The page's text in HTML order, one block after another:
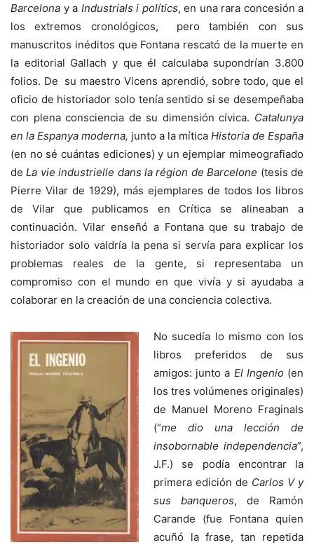
Barcelona y a Industrials i polítics, en una rara concesión a
los extremos cronológicos, pero también con sus
manuscritos inéditos que Fontana rescató de la muerte en
la editorial Gallach y que él calculaba supondrían 3.800
folios. De su maestro Vicens aprendió, sobre todo, que el
oficio de historiador solo tenía sentido si se desempeñaba
con plena consciencia de su dimensión cívica. Catalunya
en la Espanya moderna, junto a la mítica Historia de España
(en no sé cuántas ediciones) y un ejemplar mimeografiado
deLa vie industrielle dans la région de Barcelone (tesis de
Pierre Vilar de 1929), más ejemplares de todos los libros
de Vilar que publicamos en Crítica se alineaban a
continuación. Vilar enseñó a Fontana que su trabajo de
historiador solo valdría la pena si servía para explicar los
problemas reales de la gente, si representaba un
compromiso con el mundo en que vivía y si ayudaba a
colaborar en la creación de una conciencia colectiva.
No sucedía lo mismo con los
libros preferidos de sus
amigos: junto a El Ingenio(en
los tres volúmenes originales)
de Manuel Moreno Fraginals
(“me dio una lección de
insobornable independencia”,
J.F.) se podía encontrar la
primera edición de Carlos V y
sus banqueros, de Ramón
Carande (fue Fontana quien
acuñó la frase, tan repetida